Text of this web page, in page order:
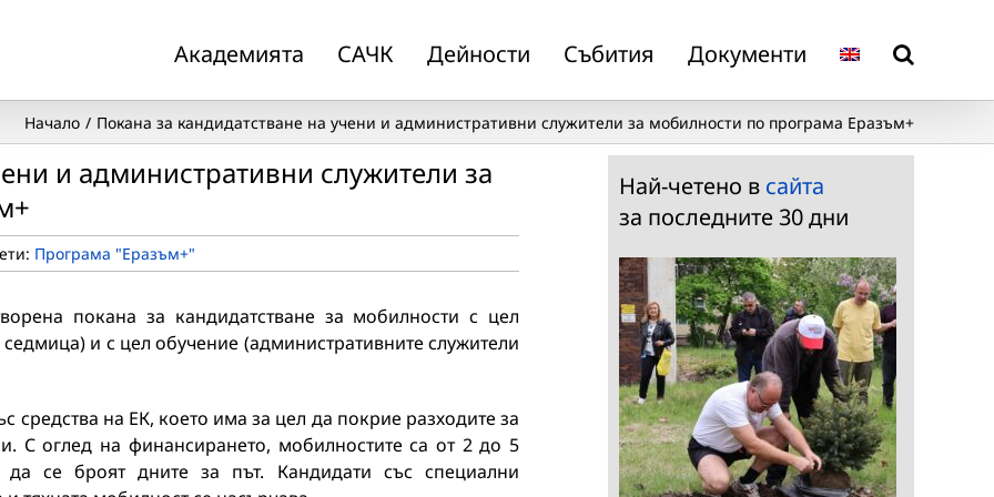
Академията САЧК Дейности Събития Документи
Начало Покана за кандидатстване на учени и административни служители за мобилности по програма Еразъм+
и административни служители за
Програма "Еразъм+"
покана за кандидатстване за мобилности с цел
и с цел обучение (административните служители
средства на ЕК, което има за цел да покрие разходите за
С оглед на финансирането, мобилностите са от 2 до 5
да се броят дните за път. Кандидати със специални
Най-четено в сайта
за последните 30 дни